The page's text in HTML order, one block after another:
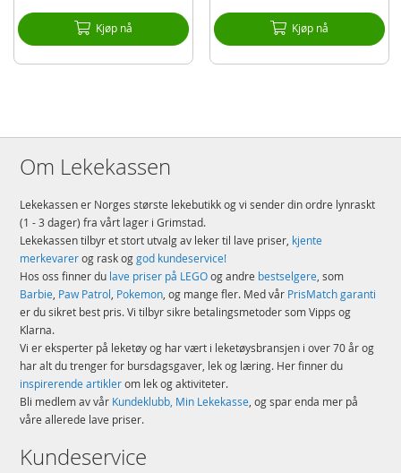
Kjøp nå Kjøp nå
Om Lekekassen
Lekekassen er Norges største lekebutikk og vi sender din ordre lynraskt
(1 - 3 dager) fra vårt lager i Grimstad.
Lekekassen tilbyr et stort utvalg av leker til lave priser, kjente
merkevarerog rask oggod kundeservice!
Hos oss finner du lave priser på LEGOog andre bestselgere, som
Barbie, Paw Patrol, Pokemon, og mange fler. Med vår PrisMatch garanti
er du sikret best pris. Vi tilbyr sikre betalingsmetoder som Vipps og
Klarna.
Vi er eksperter på leketøy og har vært i leketøysbransjen i over 70 år og
har alt du trenger for bursdagsgaver, lek og læring. Her finner du
inspirerende artiklerom lek og aktiviteter.
Bli medlem av vår Kundeklubb, Min Lekekasse, og spar enda mer på
våre allerede lave priser.
Kundeservice